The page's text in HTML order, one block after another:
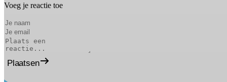
Voeg je reactie toe
Plaatsen